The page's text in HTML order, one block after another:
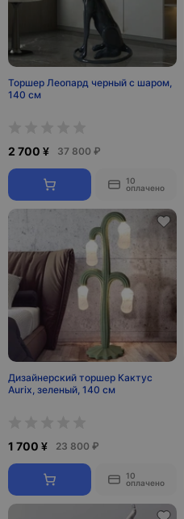
Торшер Леопард черный с шаром,
140 см
2 700 ¥ 37 800 ₽
10
оплачено
Дизайнерский торшер Кактус
Aurix, зеленый, 140 см
1 700 ¥ 23 800 ₽
10
оплачено